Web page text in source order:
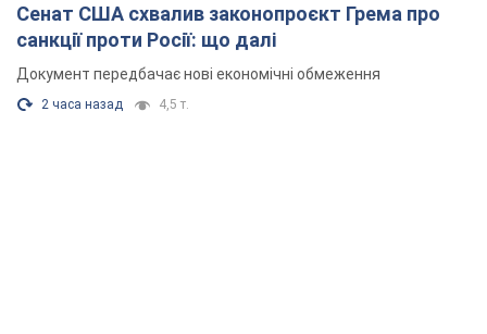
Сенат США схвалив законопроєкт Грема про
санкції проти Росії: що далі
Документ передбачає нові економічні обмеження
2 часа назад 4,5 т.